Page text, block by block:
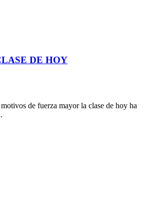
DE HOY
de fuerza mayor la clase de hoy ha